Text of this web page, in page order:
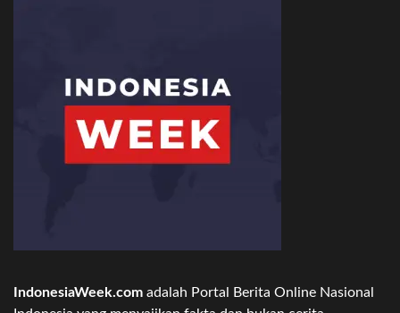
IndonesiaWeek.com adalah Portal Berita Online Nasional